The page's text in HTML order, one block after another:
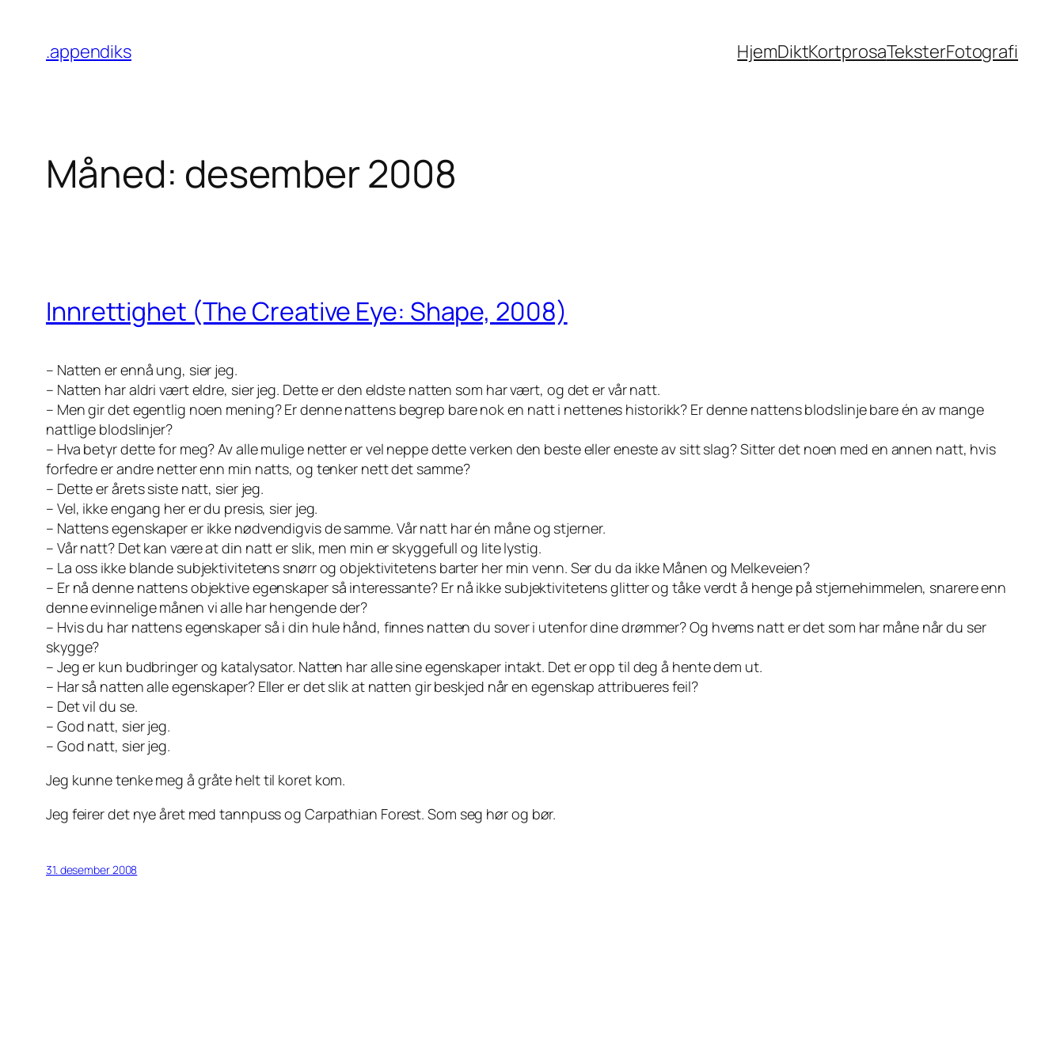
innhold
.appendiks HjemDiktKortprosaTeksterFotografi
Måned: desember 2008
Innrettighet (The Creative Eye: Shape, 2008)
– Natten er ennå ung, sier jeg.
– Natten har aldri vært eldre, sier jeg. Dette er den eldste natten som har vært, og det er vår natt.
– Men gir det egentlig noen mening? Er denne nattens begrep bare nok en natt i nettenes historikk? Er denne nattens blodslinje bare én av mange
nattlige blodslinjer?
– Hva betyr dette for meg? Av alle mulige netter er vel neppe dette verken den beste eller eneste av sitt slag? Sitter det noen med en annen natt, hvis
forfedre er andre netter enn min natts, og tenker nett det samme?
– Dette er årets siste natt, sier jeg.
– Vel, ikke engang her er du presis, sier jeg.
– Nattens egenskaper er ikke nødvendigvis de samme. Vår natt har én måne og stjerner.
– Vår natt? Det kan være at din natt er slik, men min er skyggefull og lite lystig.
– La oss ikke blande subjektivitetens snørr og objektivitetens barter her min venn. Ser du da ikke Månen og Melkeveien?
– Er nå denne nattens objektive egenskaper så interessante? Er nå ikke subjektivitetens glitter og tåke verdt å henge på stjernehimmelen, snarere enn
denne evinnelige månen vi alle har hengende der?
– Hvis du har nattens egenskaper så i din hule hånd, finnes natten du sover i utenfor dine drømmer? Og hvems natt er det som har måne når du ser
skygge?
– Jeg er kun budbringer og katalysator. Natten har alle sine egenskaper intakt. Det er opp til deg å hente dem ut.
– Har så natten alle egenskaper? Eller er det slik at natten gir beskjed når en egenskap attribueres feil?
– Det vil du se.
– God natt, sier jeg.
– God natt, sier jeg.
Jeg kunne tenke meg å gråte helt til koret kom.
Jeg feirer det nye året med tannpuss og Carpathian Forest. Som seg hør og bør.
31. desember 2008